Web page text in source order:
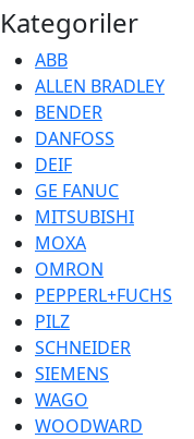
Kategoriler
ABB
ALLEN BRADLEY
BENDER
DANFOSS
DEIF
GE FANUC
MITSUBISHI
MOXA
OMRON
PEPPERL+FUCHS
PILZ
SCHNEIDER
SIEMENS
WAGO
WOODWARD